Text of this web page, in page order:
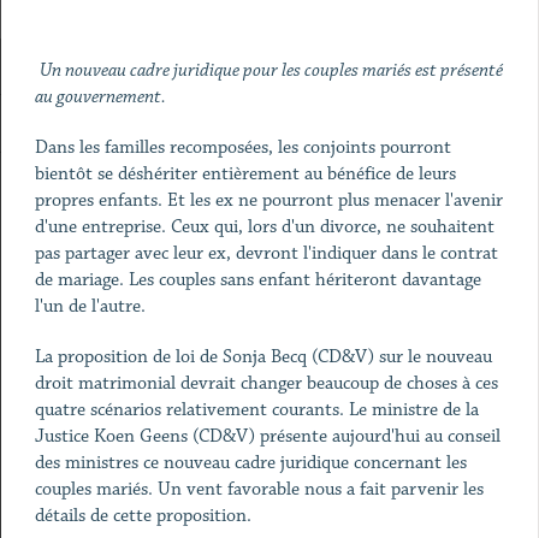
Un nouveau cadre juridique pour les couples mariés est présenté
au gouvernement.
Dans les familles recomposées, les conjoints pourront
bientôt se déshériter entièrement au bénéfice de leurs
propres enfants. Et les ex ne pourront plus menacer l'avenir
d'une entreprise. Ceux qui, lors d'un divorce, ne souhaitent
pas partager avec leur ex, devront l'indiquer dans le contrat
de mariage. Les couples sans enfant hériteront davantage
l'un de l'autre.
La proposition de loi de Sonja Becq (CD&V) sur le nouveau
droit matrimonial devrait changer beaucoup de choses à ces
quatre scénarios relativement courants. Le ministre de la
Justice Koen Geens (CD&V) présente aujourd'hui au conseil
des ministres ce nouveau cadre juridique concernant les
couples mariés. Un vent favorable nous a fait parvenir les
détails de cette proposition.